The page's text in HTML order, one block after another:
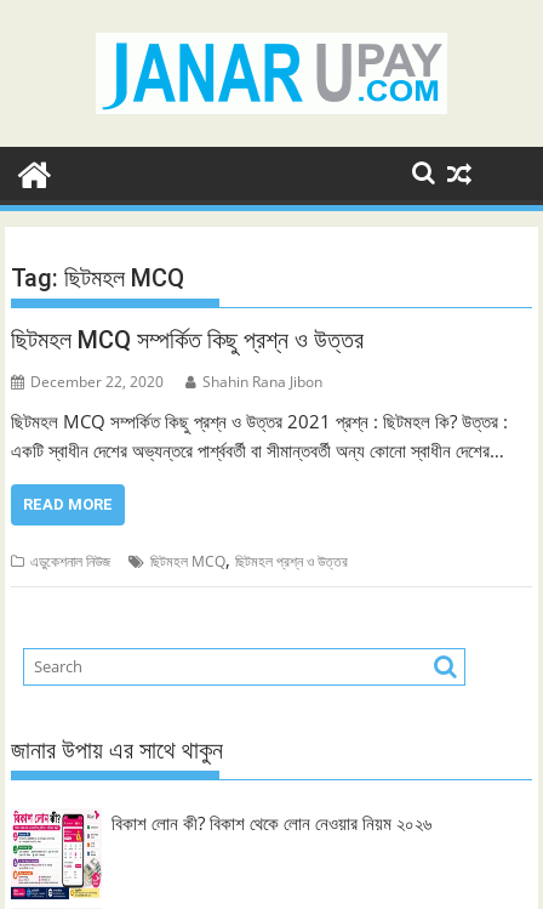
Tag:ছিটমহল MCQ
ছিটমহল MCQ সম্পর্কিত কিছু প্রশ্ন ও উত্তর
December 22, 2020 Shahin Rana Jibon
ছিটমহল MCQ সম্পর্কিত কিছু প্রশ্ন ও উত্তর 2021 প্রশ্ন : ছিটমহল কি? উত্তর :
একটি স্বাধীন দেশের অভ্যন্তরে পার্শ্ববর্তী বা সীমান্তবর্তী অন্য কোনাে স্বাধীন দেশের…
READ MORE
এডুকেশনাল নিউজ ছিটমহল MCQ,ছিটমহল প্রশ্ন ও উত্তর
জানার উপায় এর সাথে থাকুন
বিকাশ লোন কী? বিকাশ থেকে লোন নেওয়ার নিয়ম ২০২৬